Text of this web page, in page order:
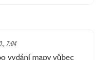
7:04
vydání mapy vůbec